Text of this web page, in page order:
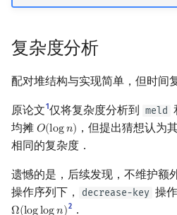
复杂度分析
配对堆结构与实现简单，但时间
原论文1仅将复杂度分析到 meld
均摊 𝑂(log𝑛)
O(logn)
，但提出猜想认为
相同的复杂度．
遗憾的是，后续发现，不维护额
操作序列下，
decrease-key 操
Ω(loglogn) 2．